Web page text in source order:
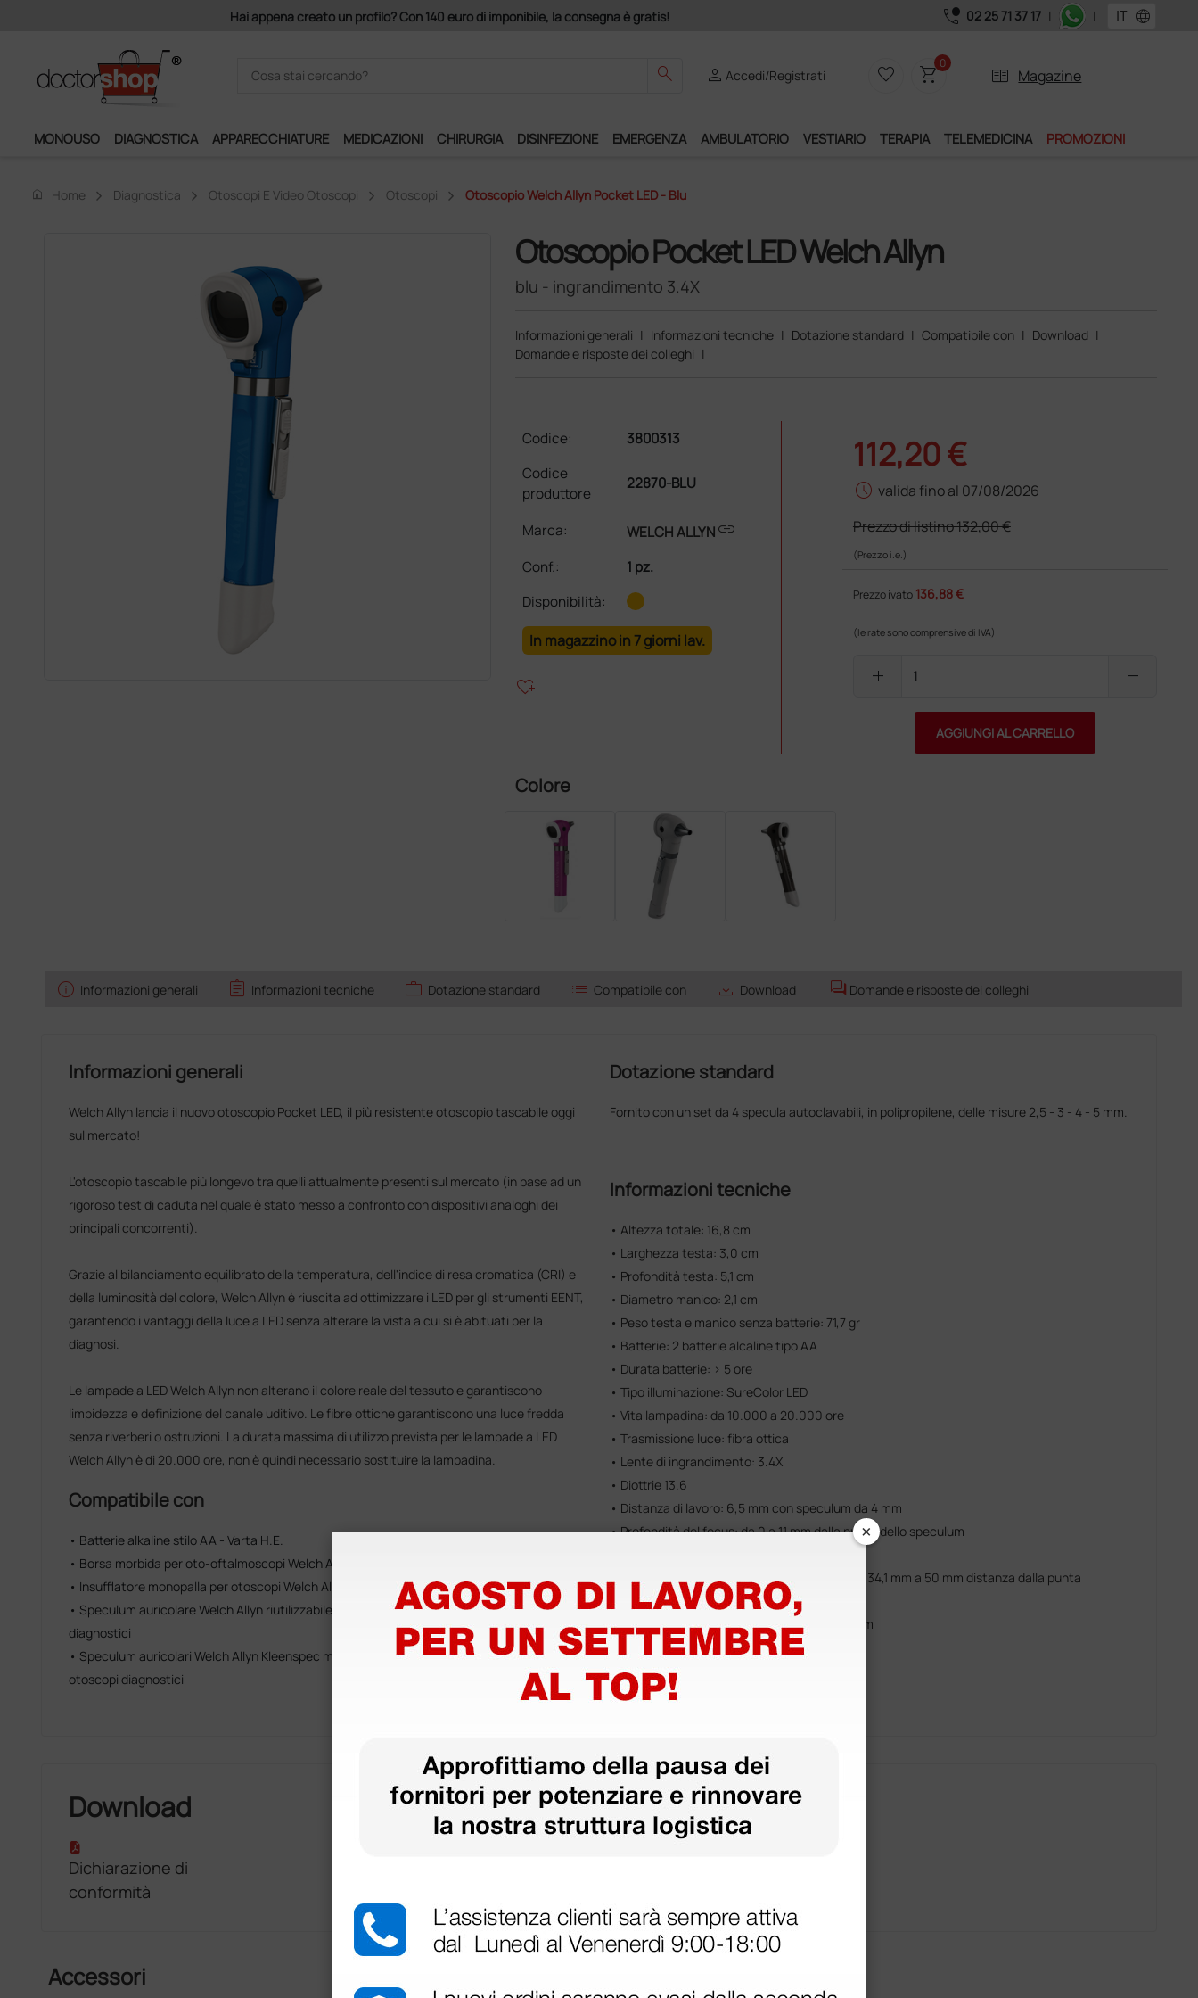
creato un profilo? Con 140 euro di imponibile, la consegna è gratis! Acquistando il servizio "Ds Club", un anno di spedizioni a
call_quality 02 25 71 37 17 | | language
search personAccedi/Registrati favorite_border shopping_cart0
two_pager Magazine
MONOUSO DIAGNOSTICA APPARECCHIATURE MEDICAZIONI CHIRURGIA DISINFEZIONE EMERGENZA AMBULATORIO VESTIARIO TERAPIA TELEMEDICINA PROMOZIONI
home Home Diagnostica Otoscopi E Video Otoscopi Otoscopi Otoscopio Welch Allyn Pocket LED - Blu
Otoscopio Pocket LED Welch Allyn
blu - ingrandimento 3.4X
Informazioni generali | Informazioni tecniche | Dotazione standard | Compatibile con | Download |
Domande e risposte dei colleghi |
Codice:
3800313
Codice
produttore
22870-BLU
Marca: WELCH ALLYNlink
Conf.:
1 pz.
Disponibilità:
In magazzino in 7 giorni lav.
heart_plus
112,20 €
schedule valida fino al 07/08/2026
Prezzo di listino132,00 €
(Prezzo i.e.)
Prezzo ivato 136,88 €
(le rate sono comprensive di IVA)
add remove
AGGIUNGI AL CARRELLO
Colore
info Informazioni generali assignment Informazioni tecniche work Dotazione standard list Compatibile con save_alt Download forum Domande e risposte dei colleghi
Informazioni generali
Welch Allyn lancia il nuovo otoscopio Pocket LED, il più resistente otoscopio tascabile oggi
sul mercato!
L'otoscopio tascabile più longevo tra quelli attualmente presenti sul mercato (in base ad un
rigoroso test di caduta nel quale è stato messo a confronto con dispositivi analoghi dei
principali concorrenti).
Grazie al bilanciamento equilibrato della temperatura, dell'indice di resa cromatica (CRI) e
della luminosità del colore, Welch Allyn è riuscita ad ottimizzare i LED per gli strumenti EENT,
garantendo i vantaggi della luce a LED senza alterare la vista a cui si è abituati per la
diagnosi.
Le lampade a LED Welch Allyn non alterano il colore reale del tessuto e garantiscono
limpidezza e definizione del canale uditivo. Le fibre ottiche garantiscono una luce fredda
senza riverberi o ostruzioni. La durata massima di utilizzo prevista per le lampade a LED
Welch Allyn è di 20.000 ore, non è quindi necessario sostituire la lampadina.
Compatibile con
• Batterie alkaline stilo AA - Varta H.E.
• Borsa morbida per oto-oftalmoscopi Welch Allyn Pocket LED
• Insufflatore monopalla per otoscopi Welch Allyn - con connettore
• Speculum auricolare Welch Allyn riutilizzabile mis. 2 per otoscopio Macroview e otoscopi
diagnostici
• Speculum auricolari Welch Allyn Kleenspec monouso da 2,75 mm per MacroView e
otoscopi diagnostici
Dotazione standard
Fornito con un set da 4 specula autoclavabili, in polipropilene, delle misure 2,5 - 3 - 4 - 5 mm.
Informazioni tecniche
• Altezza totale: 16,8 cm
• Larghezza testa: 3,0 cm
• Profondità testa: 5,1 cm
• Diametro manico: 2,1 cm
• Peso testa e manico senza batterie: 71,7 gr
• Batterie: 2 batterie alcaline tipo AA
• Durata batterie: > 5 ore
• Tipo illuminazione: SureColor LED
• Vita lampadina: da 10.000 a 20.000 ore
• Trasmissione luce: fibra ottica
• Lente di ingrandimento: 3.4X
• Diottrie 13.6
• Distanza di lavoro: 6,5 mm con speculum da 4 mm
• Profondità del focus: da 0 a 11 mm dalla punta dello speculum
• Campo di Illuminazione / Distribuzione a FO: 34,1 mm a 50 mm distanza dalla punta
• Flusso totale a FO: 2,9 lumen
• Intensità FO: 1240 lux con speculum da 4 mm
• Porta per test pneumatico: si
Download
Dichiarazione di
conformità
Accessori
×